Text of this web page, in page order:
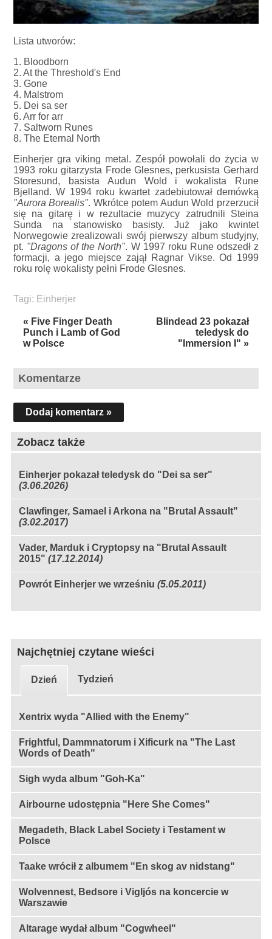
Lista utworów:
1. Bloodborn
2. At the Threshold's End
3. Gone
4. Malstrom
5. Dei sa ser
6. Arr for arr
7. Saltworn Runes
8. The Eternal North
Einherjer gra viking metal. Zespół powołali do życia w
1993 roku gitarzysta Frode Glesnes, perkusista Gerhard
Storesund, basista Audun Wold i wokalista Rune
Bjelland. W 1994 roku kwartet zadebiutował demówką
"Aurora Borealis". Wkrótce potem Audun Wold przerzucił
się na gitarę i w rezultacie muzycy zatrudnili Steina
Sunda na stanowisko basisty. Już jako kwintet
Norwegowie zrealizowali swój pierwszy album studyjny,
pt. "Dragons of the North". W 1997 roku Rune odszedł z
formacji, a jego miejsce zajął Ragnar Vikse. Od 1999
roku rolę wokalisty pełni Frode Glesnes.
Tagi: Einherjer
« Five Finger Death
Punch i Lamb of God
w Polsce
Blindead 23 pokazał
teledysk do
"Immersion I" »
Komentarze
Dodaj komentarz »
Zobacz także
Einherjer pokazał teledysk do "Dei sa ser"
(3.06.2026)
Clawfinger, Samael i Arkona na "Brutal Assault"
(3.02.2017)
Vader, Marduk i Cryptopsy na "Brutal Assault
2015" (17.12.2014)
Powrót Einherjer we wrześniu (5.05.2011)
Najchętniej czytane wieści
Dzień Tydzień
Xentrix wyda "Allied with the Enemy"
Frightful, Dammnatorum i Xificurk na "The Last
Words of Death"
Sigh wyda album "Goh-Ka"
Airbourne udostępnia "Here She Comes"
Megadeth, Black Label Society i Testament w
Polsce
Taake wrócił z albumem "En skog av nidstang"
Wolvennest, Bedsore i Vigljós na koncercie w
Warszawie
Altarage wydał album "Cogwheel"